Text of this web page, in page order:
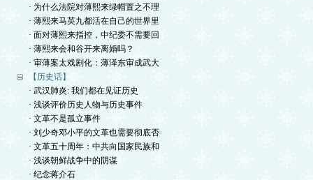
· 为什么法院对薄熙来绿帽置之不理
· 薄熙来马英九都活在自己的世界里
· 面对薄熙来指控，中纪委不需要回
· 薄熙来会和谷开来离婚吗？
· 审薄案太戏剧化：薄泽东审成武大
【历史话】
· 武汉肺炎: 我们都在见证历史
· 浅谈评价历史人物与历史事件
· 文革不是孤立事件
· 刘少奇邓小平的文革也需要彻底否
· 文革五十周年：中共向国家民族和
· 浅谈朝鲜战争中的阴谋
· 纪念蒋介石